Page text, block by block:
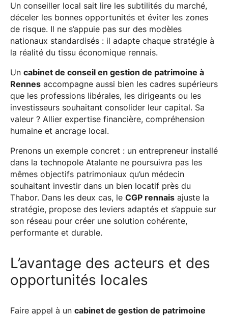
Un conseiller local sait lire les subtilités du marché,
déceler les bonnes opportunités et éviter les zones
de risque. Il ne s’appuie pas sur des modèles
nationaux standardisés : il adapte chaque stratégie à
la réalité du tissu économique rennais.
Un cabinet de conseil en gestion de patrimoine à
Rennesaccompagne aussi bien les cadres supérieurs
que les professions libérales, les dirigeants ou les
investisseurs souhaitant consolider leur capital. Sa
valeur ? Allier expertise financière, compréhension
humaine et ancrage local.
Prenons un exemple concret : un entrepreneur installé
dans la technopole Atalante ne poursuivra pas les
mêmes objectifs patrimoniaux qu’un médecin
souhaitant investir dans un bien locatif près du
Thabor. Dans les deux cas, le CGP rennaisajuste la
stratégie, propose des leviers adaptés et s’appuie sur
son réseau pour créer une solution cohérente,
performante et durable.
L’avantage des acteurs et des
opportunités locales
Faire appel à un cabinet de gestion de patrimoine